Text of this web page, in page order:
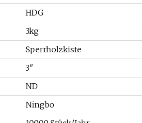
HDG
3kg
Sperrholzkiste
3"
ND
Ningbo